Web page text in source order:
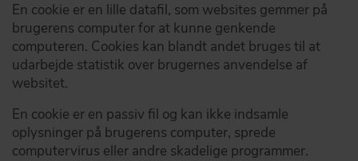
En cookie er en lille datafil, som websites gemmer på
brugerens computer for at kunne genkende
computeren. Cookies kan blandt andet bruges til at
udarbejde statistik over brugernes anvendelse af
websitet.
En cookie er en passiv fil og kan ikke indsamle
oplysninger på brugerens computer, sprede
computervirus eller andre skadelige programmer.
DAFA INDUSTRIAL SOLUTIONS
DAFA GROUP